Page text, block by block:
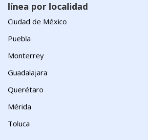
línea por localidad
Ciudad de México
Puebla
Monterrey
Guadalajara
Querétaro
Mérida
Toluca